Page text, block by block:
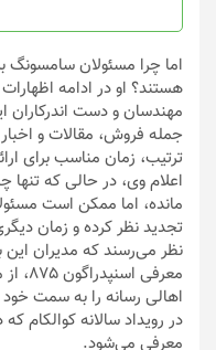
محصول
انتخاب
شوند
هستند؟ او در ادامه
مهندسان و دست اندرکاران
جمله فروش، مقالات و اخبار
اعلام وی، در حالی که تنها
مانده، اما ممکن است
تجدید نظر کرده و زمان
نظر می‌رسند که مدیران
در رویداد سالانه کوالکام
معرفی می‌شود.